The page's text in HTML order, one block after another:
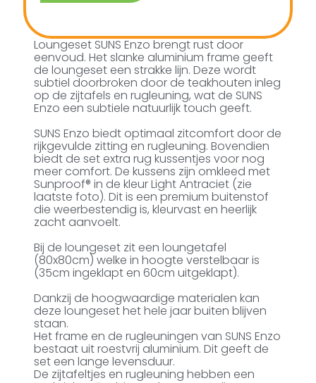
Loungeset SUNS Enzo brengt rust door
eenvoud. Het slanke aluminium frame geeft
de loungeset een strakke lijn. Deze wordt
subtiel doorbroken door de teakhouten inleg
op de zijtafels en rugleuning, wat de SUNS
Enzo een subtiele natuurlijk touch geeft.
SUNS Enzo biedt optimaal zitcomfort door de
rijkgevulde zitting en rugleuning. Bovendien
biedt de set extra rug kussentjes voor nog
meer comfort. De kussens zijn omkleed met
Sunproof® in de kleur Light Antraciet (zie
laatste foto). Dit is een premium buitenstof
die weerbestendig is, kleurvast en heerlijk
zacht aanvoelt.
Bij de loungeset zit een loungetafel
(80x80cm) welke in hoogte verstelbaar is
(35cm ingeklapt en 60cm uitgeklapt).
Dankzij de hoogwaardige materialen kan
deze loungeset het hele jaar buiten blijven
staan.
Het frame en de rugleuningen van SUNS Enzo
bestaat uit roestvrij aluminium. Dit geeft de
set een lange levensduur.
De zijtafeltjes en rugleuning hebben een